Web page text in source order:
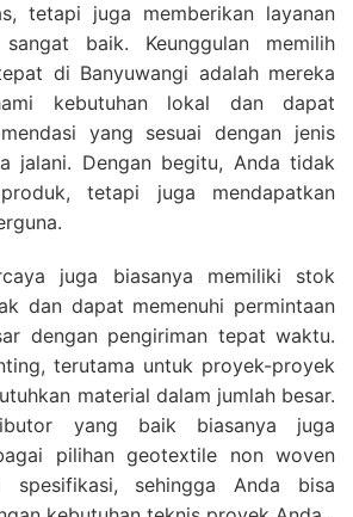
tetapi juga memberikan layanan
baik. Keunggulan memilih
di Banyuwangi adalah mereka
kebutuhan lokal dan dapat
yang sesuai dengan jenis
jalani. Dengan begitu, Anda tidak
tetapi juga mendapatkan
juga biasanya memiliki stok
dan dapat memenuhi permintaan
dengan pengiriman tepat waktu.
terutama untuk proyek-proyek
material dalam jumlah besar.
yang baik biasanya juga
pilihan geotextile non woven
spesifikasi, sehingga Anda bisa